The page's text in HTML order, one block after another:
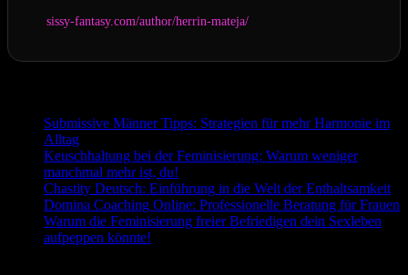
sissy-fantasy.com/author/herrin-mateja/
Submissive Männer Tipps: Strategien für mehr Harmonie im
Alltag
Keuschhaltung bei der Feminisierung: Warum weniger
manchmal mehr ist, du!
Chastity Deutsch: Einführung in die Welt der Enthaltsamkeit
Domina Coaching Online: Professionelle Beratung für Frauen
Warum die Feminisierung freier Befriedigen dein Sexleben
aufpeppen könnte!